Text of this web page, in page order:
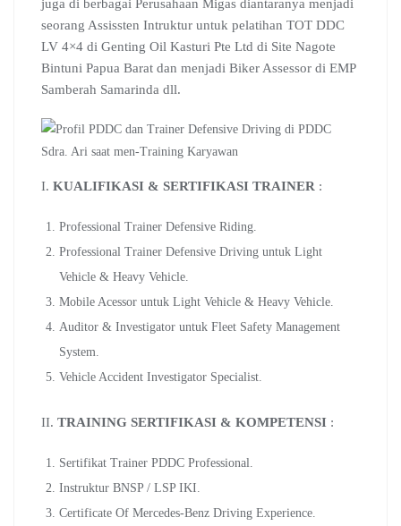
juga di berbagai Perusahaan Migas diantaranya menjadi
seorang Assissten Intruktur untuk pelatihan TOT DDC
LV 4×4 di Genting Oil Kasturi Pte Ltd di Site Nagote
Bintuni Papua Barat dan menjadi Biker Assessor di EMP
Samberah Samarinda dll.
Sdra. Ari saat men-Training Karyawan
I. KUALIFIKASI & SERTIFIKASI TRAINER :
Professional Trainer Defensive Riding.
Professional Trainer Defensive Driving untuk Light
Vehicle & Heavy Vehicle.
Mobile Acessor untuk Light Vehicle & Heavy Vehicle.
Auditor & Investigator untuk Fleet Safety Management
System.
Vehicle Accident Investigator Specialist.
II. TRAINING SERTIFIKASI & KOMPETENSI :
Sertifikat Trainer PDDC Professional.
Instruktur BNSP / LSP IKI.
Certificate Of Mercedes-Benz Driving Experience.